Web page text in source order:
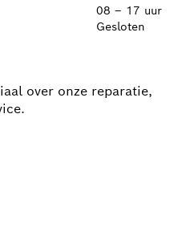
08 – 17 uur
Gesloten
over onze reparatie,